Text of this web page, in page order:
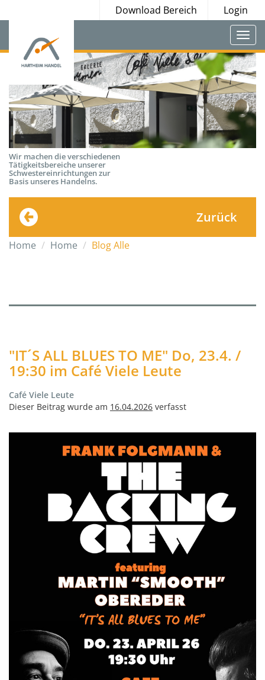
Download Bereich Login
Wir machen die verschiedenen
Tätigkeitsbereiche unserer
Schwestereinrichtungen zur
Basis unseres Handelns.
Zurück
Home Home Blog Alle
"IT´S ALL BLUES TO ME" Do, 23.4. /
19:30 im Café Viele Leute
Café Viele Leute
Dieser Beitrag wurde am 16.04.2026 verfasst